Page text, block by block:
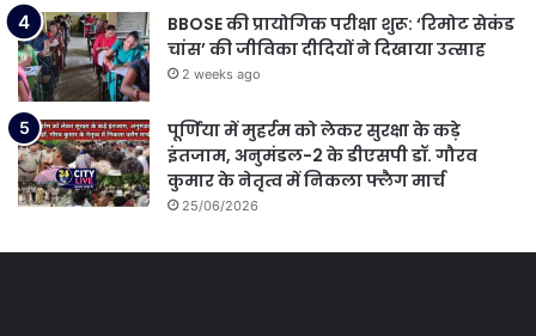
BBOSE की प्रायोगिक परीक्षा शुरू: ‘रिमोट सेकंड
चांस’ की जीविका दीदियों ने दिखाया उत्साह
2 weeks ago
पूर्णिया में मुहर्रम को लेकर सुरक्षा के कड़े
इंतजाम, अनुमंडल-2 के डीएसपी डॉ. गौरव
कुमार के नेतृत्व में निकला फ्लैग मार्च
25/06/2026